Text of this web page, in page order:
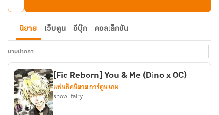
นิยาย เว็บตูน อีบุ๊ก คอลเล็กชัน
นามปากกา
[Fic Reborn] You & Me (Dino x OC)
แฟนฟิคนิยาย การ์ตูน เกม
snow_fairy